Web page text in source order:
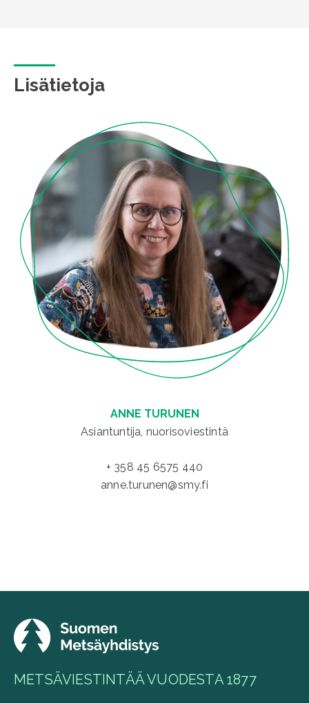
Lisätietoja
ANNE TURUNEN
Asiantuntija, nuorisoviestintä
+ 358 45 6575 440
anne.turunen@smy.fi
METSÄVIESTINTÄÄ VUODESTA 1877